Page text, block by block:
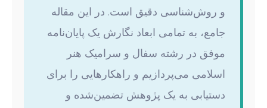
و روش‌شناسی دقیق است. در این مقاله
جامع، به تمامی ابعاد نگارش یک پایان‌نامه
موفق در رشته سفال و سرامیک هنر
اسلامی می‌پردازیم و راهکارهایی را برای
دستیابی به یک پژوهش تضمین‌شده و